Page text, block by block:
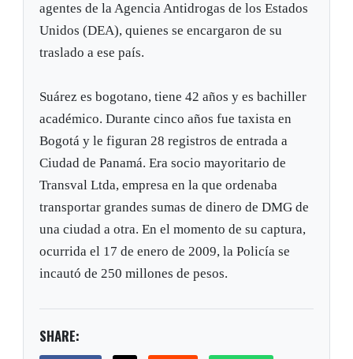
agentes de la Agencia Antidrogas de los Estados
Unidos (DEA), quienes se encargaron de su
traslado a ese país.
Suárez es bogotano, tiene 42 años y es bachiller
académico. Durante cinco años fue taxista en
Bogotá y le figuran 28 registros de entrada a
Ciudad de Panamá. Era socio mayoritario de
Transval Ltda, empresa en la que ordenaba
transportar grandes sumas de dinero de DMG de
una ciudad a otra. En el momento de su captura,
ocurrida el 17 de enero de 2009, la Policía se
incautó de 250 millones de pesos.
SHARE: